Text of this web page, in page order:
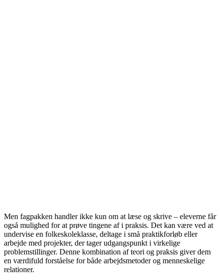
Men fagpakken handler ikke kun om at læse og skrive – eleverne får
også mulighed for at prøve tingene af i praksis. Det kan være ved at
undervise en folkeskoleklasse, deltage i små praktikforløb eller
arbejde med projekter, der tager udgangspunkt i virkelige
problemstillinger. Denne kombination af teori og praksis giver dem
en værdifuld forståelse for både arbejdsmetoder og menneskelige
relationer.